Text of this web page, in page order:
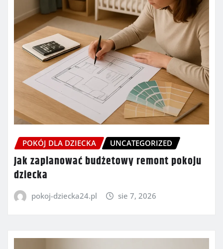
POKÓJ DLA DZIECKA UNCATEGORIZED
Jak zaplanować budżetowy remont pokoju
dziecka
pokoj-dziecka24.pl sie 7, 2026